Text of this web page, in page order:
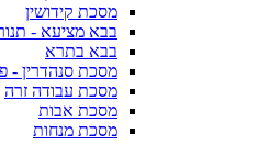
מסכת קידושין
בבא מציעא -
בבא בתרא
מסכת סנהדרין -
מסכת עבודה זרה
מסכת אבות
מסכת מנחות